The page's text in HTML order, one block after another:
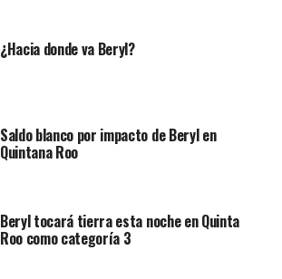
¿Hacia donde va Beryl?
Saldo blanco por impacto de Beryl en
Quintana Roo
Beryl tocará tierra esta noche en Quinta
Roo como categoría 3